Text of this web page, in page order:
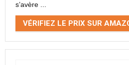
s’avère ...
VÉRIFIEZ LE PRIX SUR